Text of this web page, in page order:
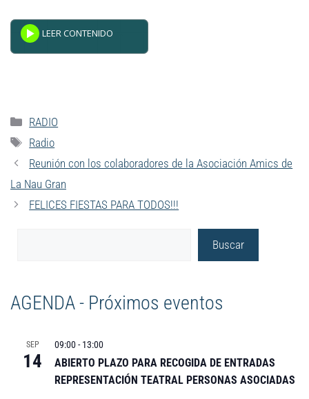
RADIO
Radio
Reunión con los colaboradores de la Asociación Amics de
La Nau Gran
FELICES FIESTAS PARA TODOS!!!
Buscar
AGENDA - Próximos eventos
SEP
14
09:00-13:00
ABIERTO PLAZO PARA RECOGIDA DE ENTRADAS
REPRESENTACIÓN TEATRAL PERSONAS ASOCIADAS